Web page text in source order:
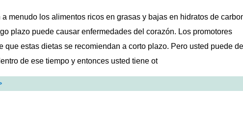
menudo los alimentos ricos en grasas y bajas en hidratos de
plazo puede causar enfermedades del corazón. Los promotores
que estas dietas se recomiendan a corto plazo. Pero usted puede
de ese tiempo y entonces usted tiene ot